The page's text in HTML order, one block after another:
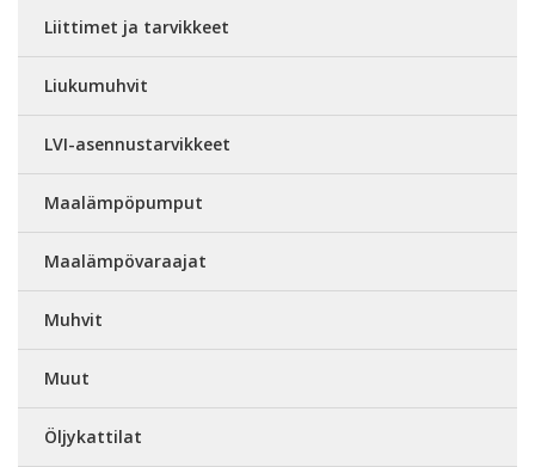
Liittimet ja tarvikkeet
Liukumuhvit
LVI-asennustarvikkeet
Maalämpöpumput
Maalämpövaraajat
Muhvit
Muut
Öljykattilat